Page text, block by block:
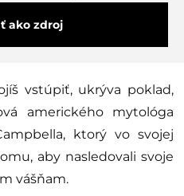
ako zdroj
vstúpiť, ukrýva poklad,
amerického mytológa
ktorý vo svojej
aby nasledovali svoje
vášňam.